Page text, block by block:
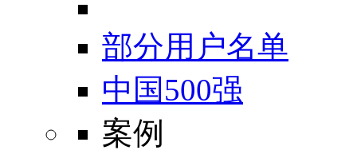
部分用户名单
中国500强
案例